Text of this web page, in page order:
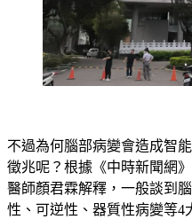
不過為何腦部病變會造成智
徵兆呢？根據《中時新聞網
醫師顏君霖解釋，一般談到
性、可逆性、器質性病變等4